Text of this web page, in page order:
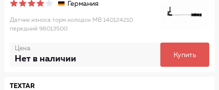
Германия
Датчик износа торм.колодок MB 140124210
передний 98013500
Цена
Нет в наличии Купить
TEXTAR